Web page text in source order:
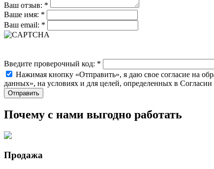
Ваш отзыв: *
Ваше имя: *
Ваш email: *
Введите проверочный код: *
Нажимая кнопку «Отправить», я даю свое согласие на
данных», на условиях и для целей, определенных в
Почему с нами выгодно работать
Продажа